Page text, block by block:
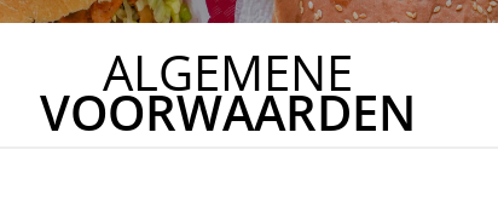
ALGEMENE
VOORWAARDEN